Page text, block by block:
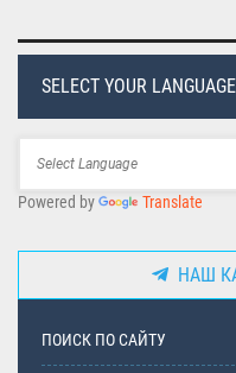
SELECT YOUR LANGUAGE
Powered by Translate
НАШ
ПОИСК ПО САЙТУ